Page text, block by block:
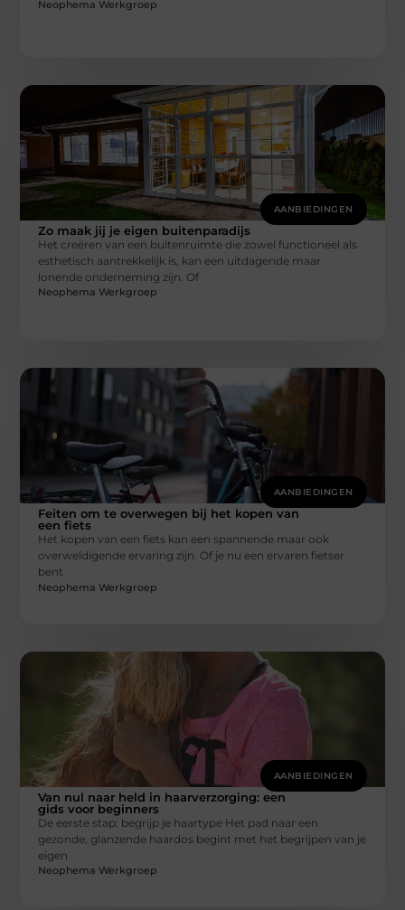
Neophema Werkgroep
AANBIEDINGEN
Zo maak jij je eigen buitenparadijs
Het creëren van een buitenruimte die zowel functioneel als
esthetisch aantrekkelijk is, kan een uitdagende maar
lonende onderneming zijn. Of
Neophema Werkgroep
AANBIEDINGEN
Feiten om te overwegen bij het kopen van
een fiets
Het kopen van een fiets kan een spannende maar ook
overweldigende ervaring zijn. Of je nu een ervaren fietser
bent
Neophema Werkgroep
AANBIEDINGEN
Van nul naar held in haarverzorging: een
gids voor beginners
De eerste stap: begrijp je haartype Het pad naar een
gezonde, glanzende haardos begint met het begrijpen van je
eigen
Neophema Werkgroep